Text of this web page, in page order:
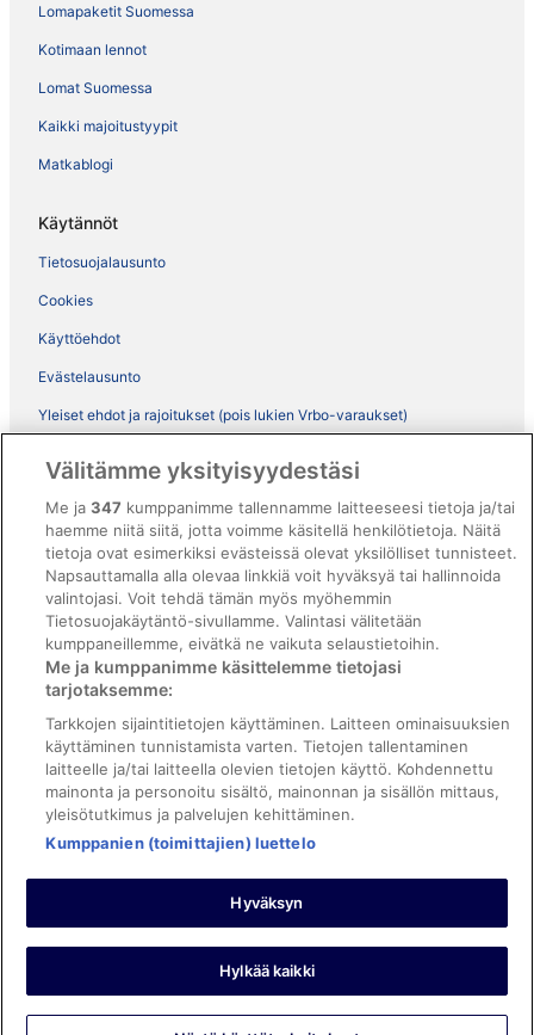
Lomapaketit Suomessa
Kotimaan lennot
Lomat Suomessa
Kaikki majoitustyypit
Matkablogi
Käytännöt
Tietosuojalausunto
Cookies
Käyttöehdot
Evästelausunto
Yleiset ehdot ja rajoitukset (pois lukien Vrbo-varaukset)
ebookers BONUS+ -ohjelman ehdot
Oikeudelliset tiedot / ota meihin yhteyttä
Sisältövaatimukset ja ilmoituksen tekeminen sisällöstä
Tuki
Ota yhteyttä
Varauksen muuttaminen tai peruuttaminen
Varaa lento lentoyhtiön hyvityskupongeilla
Hyvityksen hakeminen ja aikarajat
©2026 Expedia, Inc., Expedia Groupin yritys. Kaikki oikeudet
pidätetään. ebookers ja ebookersin logo ovat Expedia, Inc.:n
tavaramerkkejä tai rekisteröityjä tavaramerkkejä.
Välitämme yksityisyydestäsi
Me ja347 kumppanimme tallennamme laitteeseesi tietoja ja/tai
haemme niitä siitä, jotta voimme käsitellä henkilötietoja. Näitä
tietoja ovat esimerkiksi evästeissä olevat yksilölliset tunnisteet.
Napsauttamalla alla olevaa linkkiä voit hyväksyä tai hallinnoida
valintojasi. Voit tehdä tämän myös myöhemmin
Tietosuojakäytäntö-sivullamme. Valintasi välitetään
kumppaneillemme, eivätkä ne vaikuta selaustietoihin.
Me ja kumppanimme käsittelemme tietojasi
tarjotaksemme:
Tarkkojen sijaintitietojen käyttäminen. Laitteen ominaisuuksien
käyttäminen tunnistamista varten. Tietojen tallentaminen
laitteelle ja/tai laitteella olevien tietojen käyttö. Kohdennettu
mainonta ja personoitu sisältö, mainonnan ja sisällön mittaus,
yleisötutkimus ja palvelujen kehittäminen.
Kumppanien (toimittajien) luettelo
Hyväksyn
Hylkää kaikki